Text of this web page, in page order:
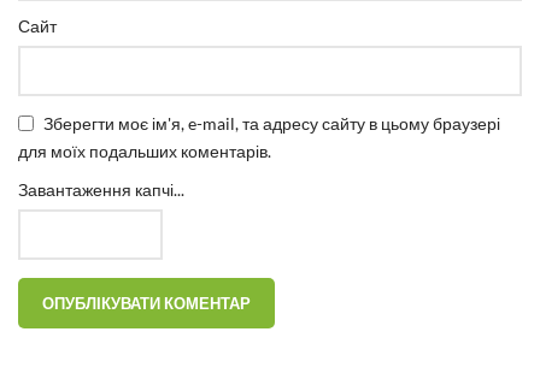
Сайт
Зберегти моє ім'я, e-mail, та адресу сайту в цьому браузері
для моїх подальших коментарів.
Завантаження капчі...